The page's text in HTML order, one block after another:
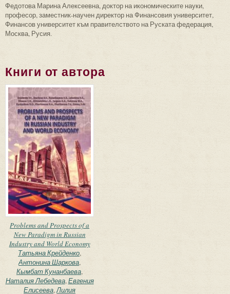
Федотова Марина Алексеевна, доктор на икономическите науки,
професор, заместник-научен директор на Финансовия университет,
Финансов университет към правителството на Руската федерация,
Москва, Русия.
Книги от автора
Problems and Prospects of a
New Paradigm in Russian
Industry and World Economy
Татьяна Крейденко,
Антонина Шаркова,
Кымбат Кунанбаева,
Наталия Лебедева,Евгения
Елисеева,Лилия